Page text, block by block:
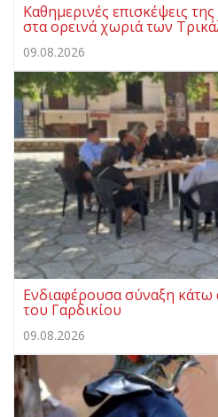
Καθημερινές επισκέψεις
στα ορεινά χωριά των
09.08.2026
Ενδιαφέρουσα σύναξη κάτω
του Γαρδικίου
09.08.2026